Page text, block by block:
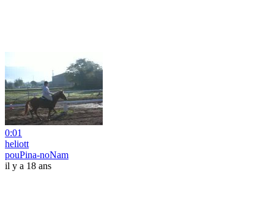
0:01
heliott
pouPina-noNam
il y a 18 ans